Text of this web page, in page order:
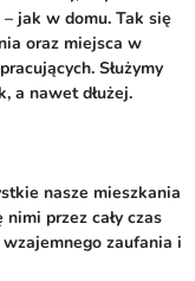
jak w domu. Tak się
oraz miejsca w
Służymy
a nawet dłużej.
nasze mieszkania
przez cały czas
zaufania i